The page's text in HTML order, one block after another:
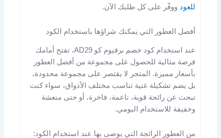
للعود ووفّر على كل طلبك الآن.
أفضل العطور التي يمكنك شراؤها باستخدام الكود
عند استخدام كود خصم برفيوم كو AD29، تفتح أمامك
فرصة مثالية للحصول على مجموعة من أفضل العطور
بأسعار مميزة. المتجر لا يقتصر على مجموعة محدودة،
بل يضم تشكيلة غنية تناسب مختلف الأذواق، سواء كنت
تبحث عن رائحة قوية، ناعمة، فاخرة، أو حتى منعشة
وخفيفة للاستخدام اليومي.
من العطور الرائجة التي يوصى بها عند استخدام الكود: